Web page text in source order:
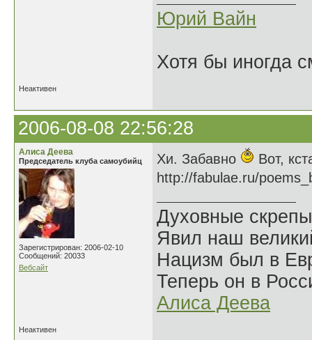
Юрий Вайн
Хотя бы иногда
Неактивен
2006-08-08 22:56:28
Алиса Деева
Председатель клуба самоубийц
Зарегистрирован: 2006-02-10
Сообщений: 20033
Вебсайт
Хи. Забавно
Вот,
http://fabulae.ru/
Духовные
Явил наш
Нацизм был в
Теперь он в
Алиса Деева
Неактивен